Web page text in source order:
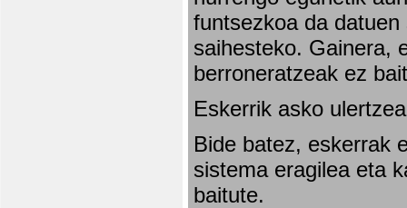
funtsezkoa da
saihesteko. Gainera,
berroneratzeak ez
Eskerrik asko
Bide batez, eskerrak
sistema eragilea eta
baitute.